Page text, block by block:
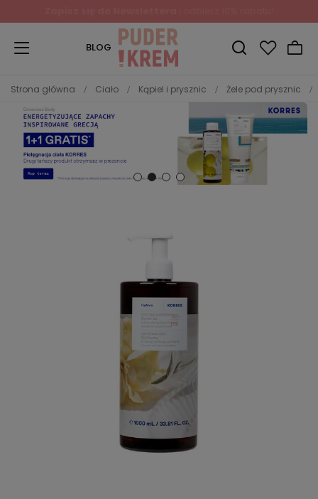
BLOG
Strona główna Ciało Kąpiel i prysznic Żele pod prysznic